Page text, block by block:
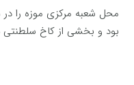
محل شعبه مرکزی موزه را
بود و بخشی از کاخ سلطنتی